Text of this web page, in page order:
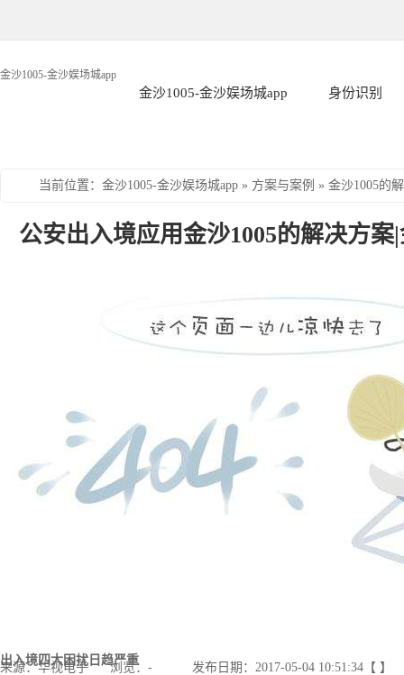
金沙1005-金沙娱场城app
金沙1005-金沙娱场城app 身份识别
当前位置 ： 金沙1005-金沙娱场城app » 方案与案例 » 金沙1005的
公安出入境应用金沙1005的解决方案
来源：华视电子 浏览： - 发布日期：2017-05-04 10:51:34【 】
出入境四大困扰日趋严重